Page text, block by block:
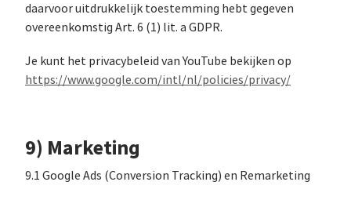
daarvoor uitdrukkelijk toestemming hebt gegeven
overeenkomstig Art. 6 (1) lit. a GDPR.
Je kunt het privacybeleid van YouTube bekijken op
https://www.google.com/intl/nl/policies/privacy/
9) Marketing
9.1 Google Ads (Conversion Tracking) en Remarketing